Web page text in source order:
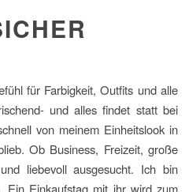
für Farbigkeit, Outfits und alle
und alles findet statt bei
von meinem Einheitslook in
Ob Business, Freizeit, große
liebevoll ausgesucht. Ich bin
Ein Einkaufstag mit ihr wird zum